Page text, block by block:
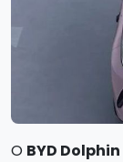
O BYD Dolphin